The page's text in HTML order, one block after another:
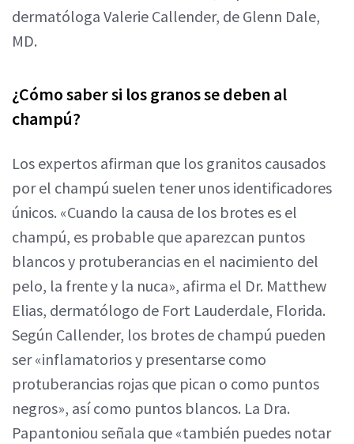
dermatóloga Valerie Callender, de Glenn Dale,
MD.
¿Cómo saber si los granos se deben al
champú?
Los expertos afirman que los granitos causados
por el champú suelen tener unos identificadores
únicos. «Cuando la causa de los brotes es el
champú, es probable que aparezcan puntos
blancos y protuberancias en el nacimiento del
pelo, la frente y la nuca», afirma el Dr. Matthew
Elias, dermatólogo de Fort Lauderdale, Florida.
Según Callender, los brotes de champú pueden
ser «inflamatorios y presentarse como
protuberancias rojas que pican o como puntos
negros», así como puntos blancos. La Dra.
Papantoniou señala que «también puedes notar